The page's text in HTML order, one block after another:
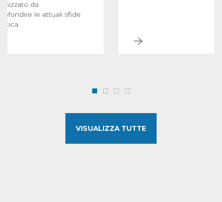
da
le attuali sfide
VISUALIZZA TUTTE